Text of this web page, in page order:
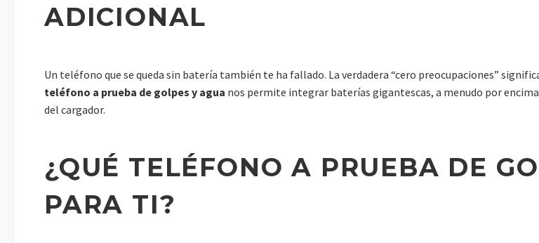
ADICIONAL
Un teléfono que se queda sin batería también te ha fallado. La verdadera “cero preocupaciones”
teléfono a prueba de golpes y agua nos permite integrar baterías gigantescas, a menudo por
del cargador.
¿QUÉ TELÉFONO A PRUEBA DE
PARA TI?